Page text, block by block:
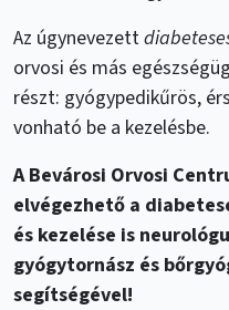
Az úgynevezett
orvosi és más
részt: gyógypedikűrös,
vonható be a kezelésbe.
A Bevárosi Orvosi
elvégezhető a
és kezelése is
gyógytornász és
segítségével!